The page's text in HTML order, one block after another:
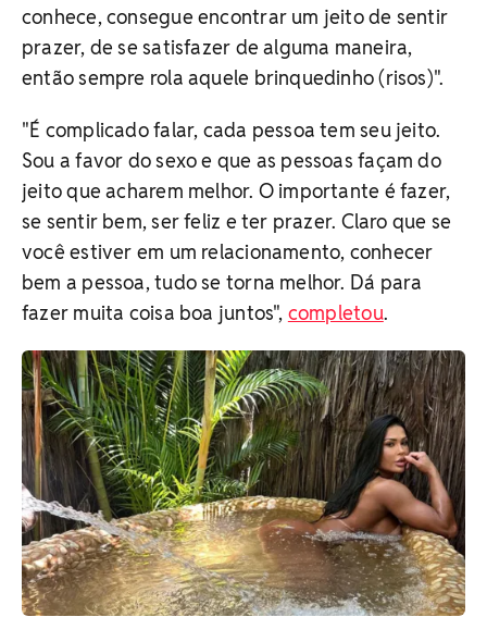
conhece, consegue encontrar um jeito de sentir
prazer, de se satisfazer de alguma maneira,
então sempre rola aquele brinquedinho (risos)".
"É complicado falar, cada pessoa tem seu jeito.
Sou a favor do sexo e que as pessoas façam do
jeito que acharem melhor. O importante é fazer,
se sentir bem, ser feliz e ter prazer. Claro que se
você estiver em um relacionamento, conhecer
bem a pessoa, tudo se torna melhor. Dá para
fazer muita coisa boa juntos", completou.